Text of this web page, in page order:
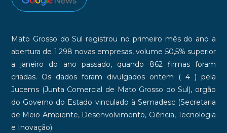
Mato Grosso do Sul registrou no primeiro mês do ano a
abertura de 1.298 novas empresas, volume 50,5% superior
a janeiro do ano passado, quando 862 firmas foram
criadas. Os dados foram divulgados ontem ( 4 ) pela
Jucems (Junta Comercial de Mato Grosso do Sul), orgão
do Governo do Estado vinculado à Semadesc (Secretaria
de Meio Ambiente, Desenvolvimento, Ciência, Tecnologia
e Inovação).